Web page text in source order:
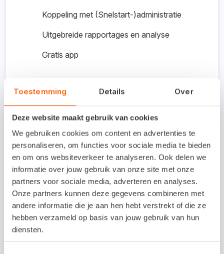
Toestemming Details Over
Deze website maakt gebruik van cookies
We gebruiken cookies om content en advertenties te
personaliseren, om functies voor sociale media te bieden
en om ons websiteverkeer te analyseren. Ook delen we
informatie over jouw gebruik van onze site met onze
partners voor sociale media, adverteren en analyses.
Onze partners kunnen deze gegevens combineren met
andere informatie die je aan hen hebt verstrekt of die ze
hebben verzameld op basis van jouw gebruik van hun
diensten.
Koppeling met (Snelstart-)administratie
Uitgebreide rapportages en analyse
Gratis app
Kosten koppeling /
proefperiode
Interesse in deze
koppeling?
Mail via support@bookzo.nl.